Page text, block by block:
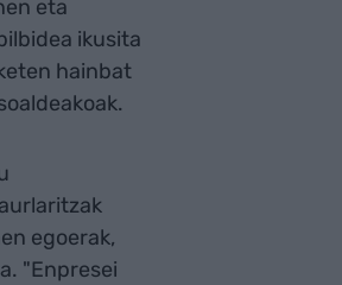
eta
ikusita
hainbat
egoerak,
"Enpresei